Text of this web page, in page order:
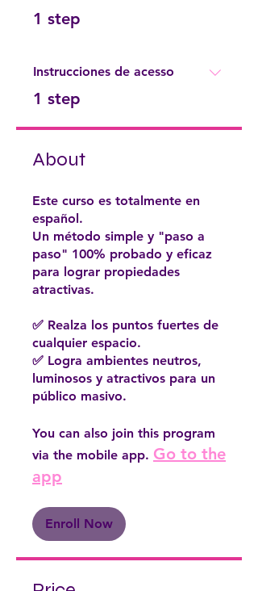
.
1 step
Instrucciones de acesso
.
1 step
About
Este curso es totalmente en
español.
Un método simple y "paso a
paso" 100% probado y eficaz
para lograr propiedades
atractivas.
✅ Realza los puntos fuertes de
cualquier espacio.
✅ Logra ambientes neutros,
luminosos y atractivos para un
público masivo.
You can also join this program
via the mobile app. Go to the
app
Enroll Now